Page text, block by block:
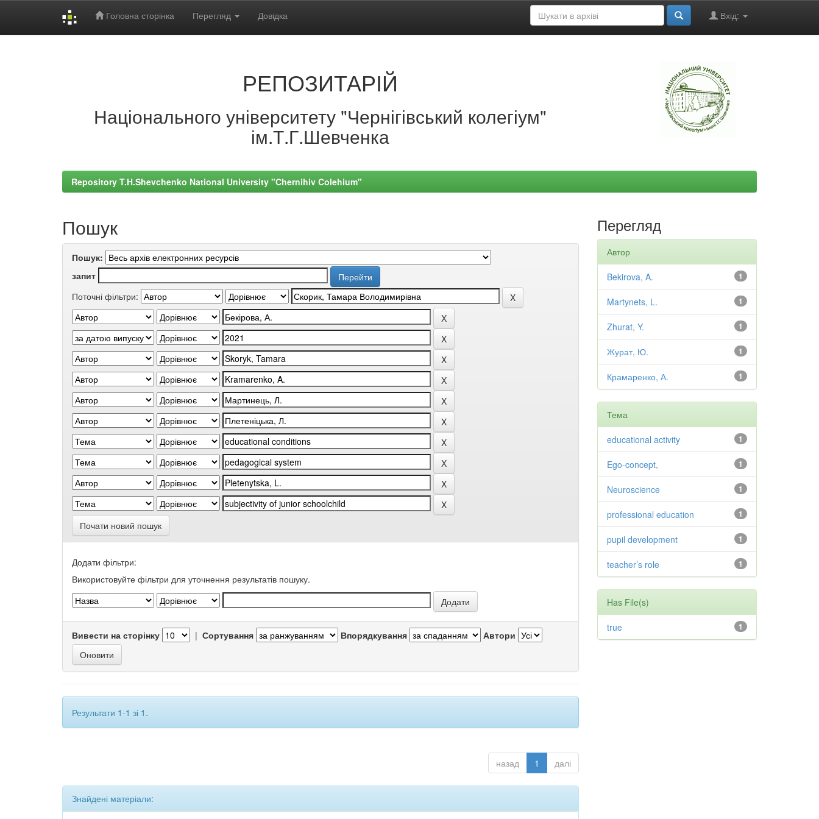
Головна сторінка Перегляд Довідка Вхід:
РЕПОЗИТАРІЙ
Національного університету "Чернігівський колегіум"
ім.Т.Г.Шевченка
Repository T.H.Shevchenko National University "Chernihiv Colehium"
Пошук
Пошук:
запит
Поточні фільтри:
Почати новий пошук
Додати фільтри:
Використовуйте фільтри для уточнення результатів пошуку.
Вивести на сторінку | Сортування Впорядкування Автори
Результати 1-1 зі 1.
назад 1 далі
Знайдені матеріали:
Перегляд
Автор
1
Bekirova, A.
1
Martynets, L.
1
Zhurat, Y.
1
Журат, Ю.
1
Крамаренко, А.
Тема
1
educational activity
1
Ego-concept,
1
Neuroscience
1
professional education
1
pupil development
1
teacher’s role
Has File(s)
1
true